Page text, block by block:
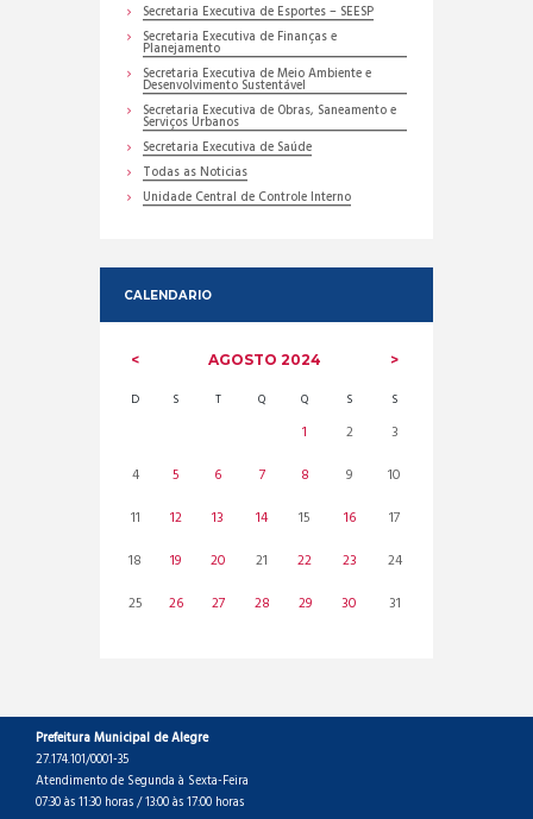
Secretaria Executiva de Esportes – SEESP
Secretaria Executiva de Finanças e
Planejamento
Secretaria Executiva de Meio Ambiente e
Desenvolvimento Sustentável
Secretaria Executiva de Obras, Saneamento e
Serviços Urbanos
Secretaria Executiva de Saúde
Todas as Noticias
Unidade Central de Controle Interno
CALENDARIO
AGOSTO 2024
D S T Q Q S S
1 2
3
4
5 6 7 8 9
10
11
12 13 14 15 16
17
18
19 20 21 22 23
24
25
26 27 28 29 30 31
Prefeitura Municipal de Alegre
27.174.101/0001-35
Atendimento de Segunda à Sexta-Feira
07:30 às 11:30 horas / 13:00 às 17:00 horas